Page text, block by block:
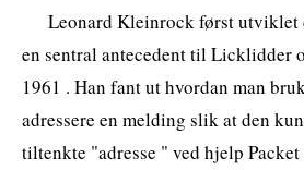
Leonard Kleinrock først utviklet
en sentral antecedent til Licklidder
1961 . Han fant ut hvordan man
adressere en melding slik at den
tiltenkte "adresse " ved hjelp